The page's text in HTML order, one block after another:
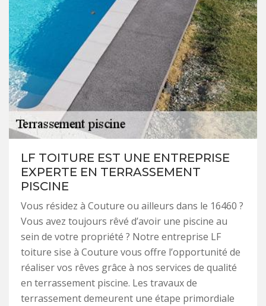
LF TOITURE EST UNE ENTREPRISE
EXPERTE EN TERRASSEMENT
PISCINE
Vous résidez à Couture ou ailleurs dans le 16460 ?
Vous avez toujours rêvé d’avoir une piscine au
sein de votre propriété ? Notre entreprise LF
toiture sise à Couture vous offre l’opportunité de
réaliser vos rêves grâce à nos services de qualité
en terrassement piscine. Les travaux de
terrassement demeurent une étape primordiale